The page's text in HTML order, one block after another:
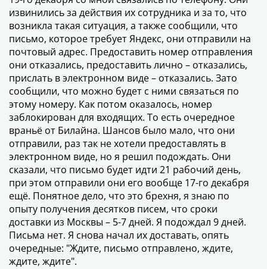
извинились за действия их сотрудника и за то, что
возникла такая ситуация, а также сообщили, что
письмо, которое требует Яндекс, они отправили на
почтовый адрес. Предоставить номер отправления
они отказались, предоставить лично – отказались,
прислать в электронном виде – отказались. Зато
сообщили, что можно будет с ними связаться по
этому номеру. Как потом оказалось, номер
заблокирован для входящих. То есть очередное
враньё от Билайна. Шансов было мало, что они
отправили, раз так не хотели предоставлять в
электронном виде, но я решил подождать. Они
сказали, что письмо будет идти 21 рабочий день,
при этом отправили они его вообще 17-го декабря
ещё. Понятное дело, что это брехня, я знаю по
опыту получения десятков писем, что сроки
доставки из Москвы – 5-7 дней. Я подождал 9 дней.
Письма нет. Я снова начал их доставать, опять
очередные: "Ждите, письмо отправлено, ждите,
ждите, ждите".